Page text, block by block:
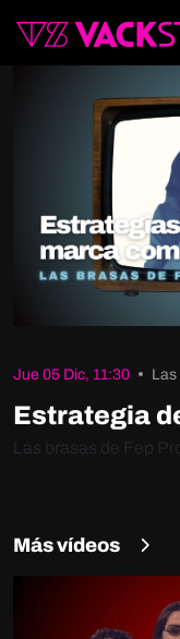
Jue 05 Dic, 11:30
Estrategia
Las brasas de Fep
Más vídeos